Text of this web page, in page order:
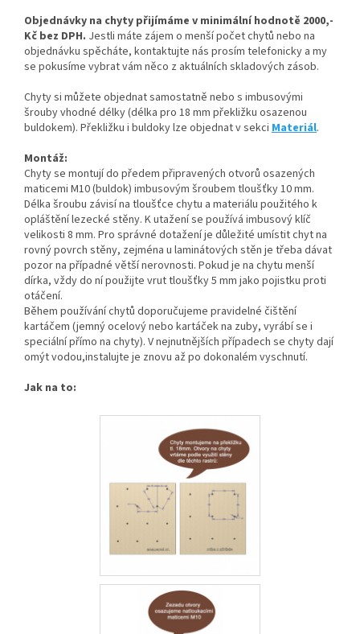
Objednávky na chyty přijímáme v minimální hodnotě 2000,-
Kč bez DPH. Jestli máte zájem o menší počet chytů nebo na
objednávku spěcháte, kontaktujte nás prosím telefonicky a my
se pokusíme vybrat vám něco z aktuálních skladových zásob.
Chyty si můžete objednat samostatně nebo s imbusovými
šrouby vhodné délky (délka pro 18 mm překližku osazenou
buldokem). Překližku i buldoky lze objednat v sekci Materiál.
Montáž:
Chyty se montují do předem připravených otvorů osazených
maticemi M10 (buldok) imbusovým šroubem tloušťky 10 mm.
Délka šroubu závisí na tloušťce chytu a materiálu použitého k
opláštění lezecké stěny. K utažení se používá imbusový klíč
velikosti 8 mm. Pro správné dotažení je důležité umístit chyt na
rovný povrch stěny, zejména u laminátových stěn je třeba dávat
pozor na případné větší nerovnosti. Pokud je na chytu menší
dírka, vždy do ní použijte vrut tloušťky 5 mm jako pojistku proti
otáčení.
Během používání chytů doporučujeme pravidelné čištění
kartáčem (jemný ocelový nebo kartáček na zuby, vyrábí se i
speciální přímo na chyty). V nejnutnějších případech se chyty dají
omýt vodou,instalujte je znovu až po dokonalém vyschnutí.
Jak na to: